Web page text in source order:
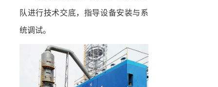
队进行技术交底，指导设备安装与系
统调试。